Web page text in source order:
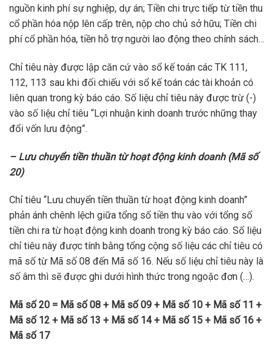
nguồn kinh phí sự nghiệp, dự án; Tiền chi trực tiếp từ tiền thu
cổ phần hóa nộp lên cấp trên, nộp cho chủ sở hữu; Tiền chi
phí cổ phần hóa, tiền hỗ trợ người lao động theo chính sách…
Chỉ tiêu này được lập căn cứ vào sổ kế toán các TK 111,
112, 113 sau khi đối chiếu với sổ kế toán các tài khoản có
liên quan trong kỳ báo cáo. Số liệu chỉ tiêu này được trừ (-)
vào số liệu chỉ tiêu “Lợi nhuận kinh doanh trước những thay
đổi vốn lưu động”.
– Lưu chuyển tiền thuần từ hoạt động kinh doanh (Mã số
20)
Chỉ tiêu “Lưu chuyển tiền thuần từ hoạt động kinh doanh”
phản ánh chênh lệch giữa tổng số tiền thu vào với tổng số
tiền chi ra từ hoạt động kinh doanh trong kỳ báo cáo. Số liệu
chỉ tiêu này được tính bằng tổng cộng số liệu các chỉ tiêu có
mã số từ Mã số 08 đến Mã số 16. Nếu số liệu chỉ tiêu này là
số âm thì sẽ được ghi dưới hình thức trong ngoặc đơn (…).
Mã số 20 = Mã số 08 + Mã số 09 + Mã số 10 + Mã số 11 +
Mã số 12 + Mã số 13 + Mã số 14 + Mã số 15 + Mã số 16 +
Mã số 17